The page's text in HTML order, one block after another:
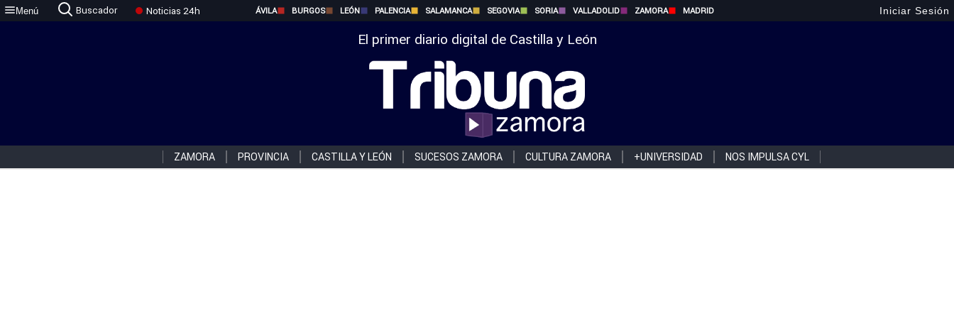
Menú Buscador Noticias 24h ÁVILA BURGOS LEÓN PALENCIA SALAMANCA SEGOVIA SORIA VALLADOLID ZAMORA MADRID Iniciar Sesión
El primer diario digital de Castilla y León
ZAMORA PROVINCIA CASTILLA Y LEÓN SUCESOS ZAMORA CULTURA ZAMORA +UNIVERSIDAD NOS IMPULSA CYL